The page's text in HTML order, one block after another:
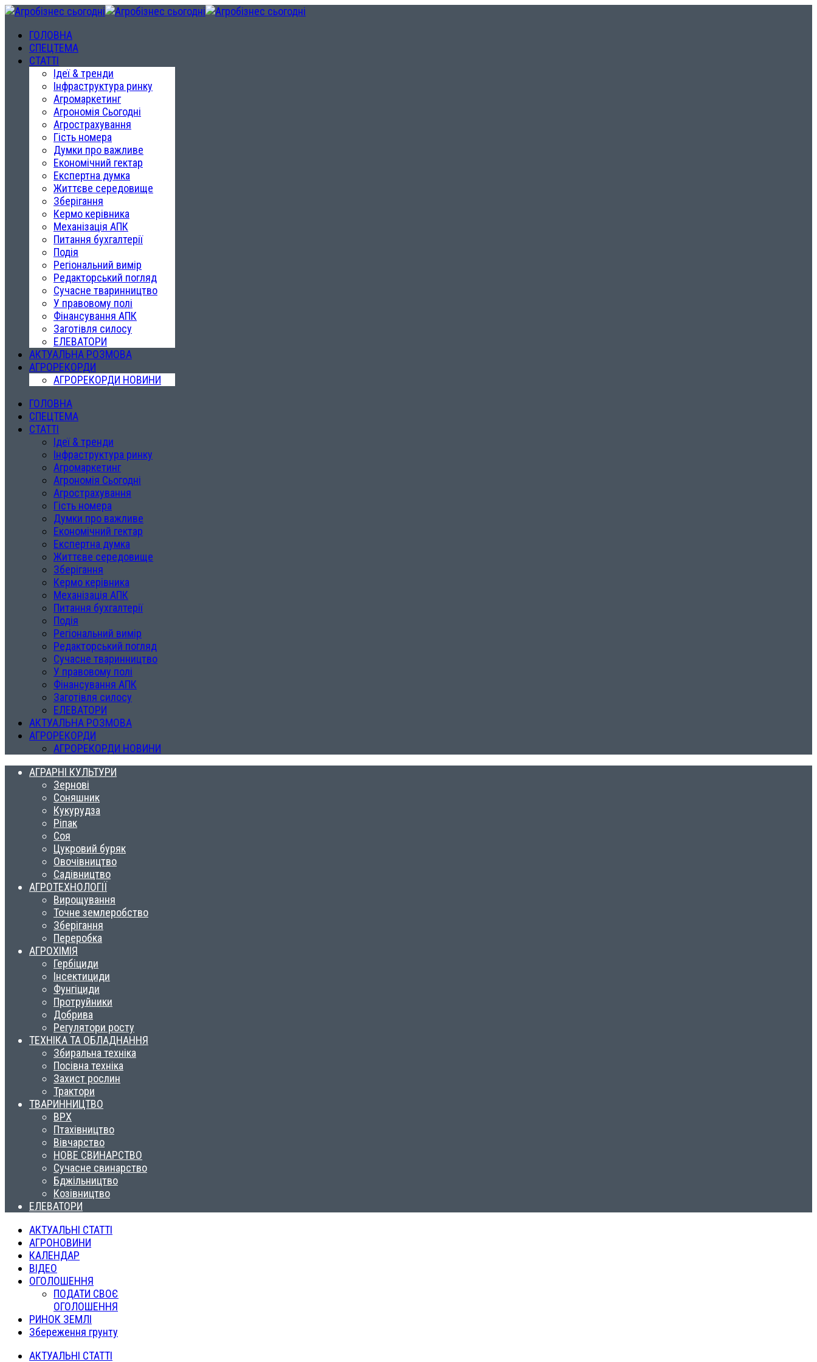
ГОЛОВНА
СПЕЦТЕМА
СТАТТІ
Ідеї & тренди
Інфраструктура ринку
Агромаркетинг
Агрономія Сьогодні
Агрострахування
Гість номера
Думки про важливе
Економічний гектар
Експертна думка
Життєве середовище
Зберігання
Кермо керівника
Механізація АПК
Питання бухгалтерії
Подія
Регіональний вимір
Редакторський погляд
Сучасне тваринництво
У правовому полі
Фінансування АПК
Заготівля силосу
ЕЛЕВАТОРИ
АКТУАЛЬНА РОЗМОВА
АГРОРЕКОРДИ
АГРОРЕКОРДИ НОВИНИ
ГОЛОВНА
СПЕЦТЕМА
СТАТТІ
Ідеї & тренди
Інфраструктура ринку
Агромаркетинг
Агрономія Сьогодні
Агрострахування
Гість номера
Думки про важливе
Економічний гектар
Експертна думка
Життєве середовище
Зберігання
Кермо керівника
Механізація АПК
Питання бухгалтерії
Подія
Регіональний вимір
Редакторський погляд
Сучасне тваринництво
У правовому полі
Фінансування АПК
Заготівля силосу
ЕЛЕВАТОРИ
АКТУАЛЬНА РОЗМОВА
АГРОРЕКОРДИ
АГРОРЕКОРДИ НОВИНИ
АГРАРНІ КУЛЬТУРИ
Зернові
Соняшник
Кукурудза
Ріпак
Соя
Цукровий буряк
Овочівництво
Садівництво
АГРОТЕХНОЛОГІЇ
Вирощування
Точне землеробство
Зберігання
Переробка
АГРОХІМІЯ
Гербіциди
Інсектициди
Фунгіциди
Протруйники
Добрива
Регулятори росту
ТЕХНІКА ТА ОБЛАДНАННЯ
Збиральна техніка
Посівна техніка
Захист рослин
Трактори
ТВАРИННИЦТВО
ВРХ
Птахівництво
Вівчарство
НОВЕ СВИНАРСТВО
Сучасне свинарство
Бджільництво
Козівництво
ЕЛЕВАТОРИ
АКТУАЛЬНІ СТАТТІ
АГРОНОВИНИ
КАЛЕНДАР
ВІДЕО
ОГОЛОШЕННЯ
ПОДАТИ СВОЄ
ОГОЛОШЕННЯ
РИНОК ЗЕМЛІ
Збереження грунту
АКТУАЛЬНІ СТАТТІ